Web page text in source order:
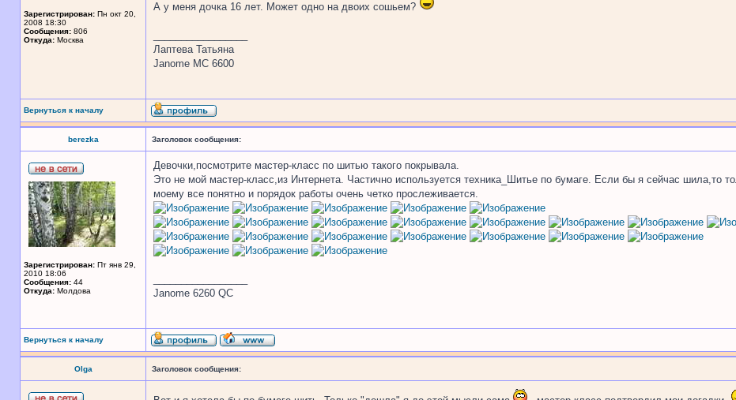
Зарегистрирован: Пн окт 20,
2008 18:30
Сообщения: 806
Откуда: Москва
А у меня дочка 16 лет. Может одно на двоих сошьем?
Лаптева Татьяна
Janome MC 6600
Вернуться к началу
berezka Заголовок сообщения:
Зарегистрирован: Пт янв 29,
2010 18:06
Сообщения: 44
Откуда: Молдова
Девочки,посмотрите мастер-класс по шитью такого покрывала.
Это не мой мастер-класс,из Интернета. Частично используется техника_Шитье по бумаге. Если бы я сейчас шила,то
моему все понятно и порядок работы очень четко прослеживается.
Janome 6260 QC
Вернуться к началу
Olga Заголовок сообщения: